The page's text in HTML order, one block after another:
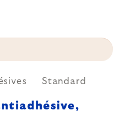
Standard